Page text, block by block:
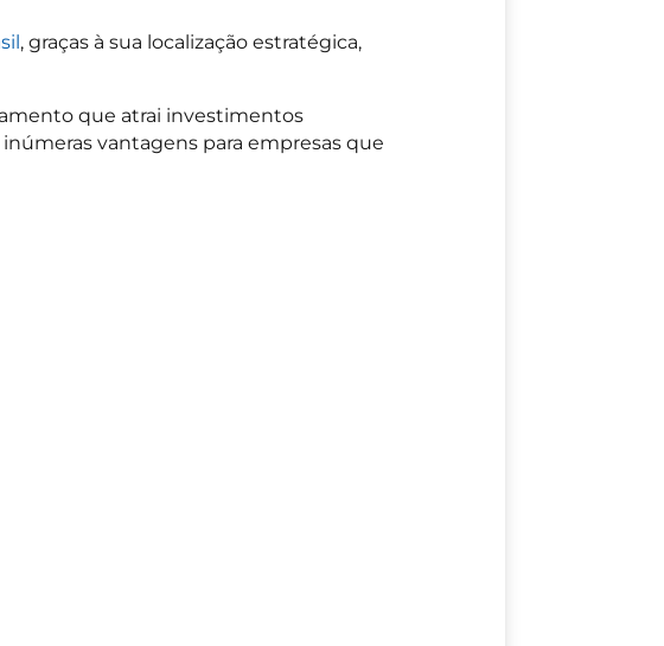
, graças à sua localização estratégica,
que atrai investimentos
vantagens para empresas que